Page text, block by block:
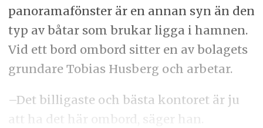
panoramafönster är en annan syn än den
typ av båtar som brukar ligga i hamnen.
Vid ett bord ombord sitter en av bolagets
grundare Tobias Husberg och arbetar.
–Det billigaste och bästa kontoret är ju
att ha det här ombord, säger han.